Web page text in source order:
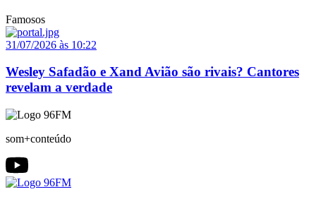
Famosos
31/07/2026 às 10:22
Wesley Safadão e Xand Avião são rivais? Cantores
revelam a verdade
som+conteúdo